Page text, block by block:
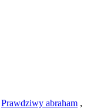
Prawdziwy abraham ,